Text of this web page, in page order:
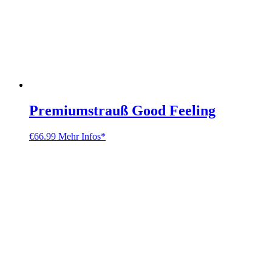
Premiumstrauß Good Feeling
€66.99 Mehr Infos*